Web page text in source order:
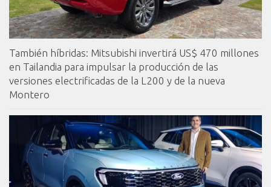
También híbridas: Mitsubishi invertirá US$ 470 millones
en Tailandia para impulsar la producción de las
versiones electrificadas de la L200 y de la nueva
Montero